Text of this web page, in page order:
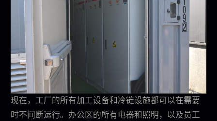
现在，工厂的所有加工设备和冷链设施都可以在需要
时不间断运行。办公区的所有电器和照明，以及员工